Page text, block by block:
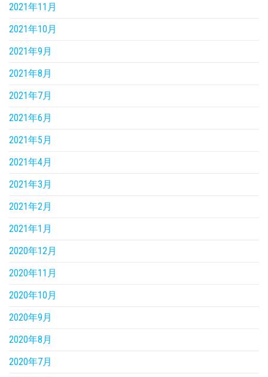
2021年11月
2021年10月
2021年9月
2021年8月
2021年7月
2021年6月
2021年5月
2021年4月
2021年3月
2021年2月
2021年1月
2020年12月
2020年11月
2020年10月
2020年9月
2020年8月
2020年7月